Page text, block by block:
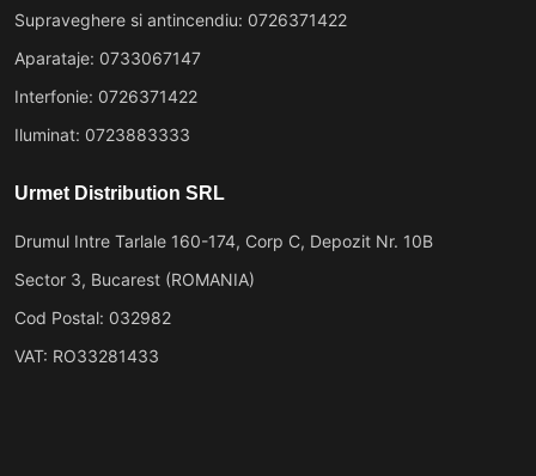
Supraveghere si antincendiu: 0726371422
Aparataje: 0733067147
Interfonie: 0726371422
Iluminat: 0723883333
Urmet Distribution SRL
Drumul Intre Tarlale 160-174, Corp C, Depozit Nr. 10B
Sector 3, Bucarest (ROMANIA)
Cod Postal: 032982
VAT: RO33281433